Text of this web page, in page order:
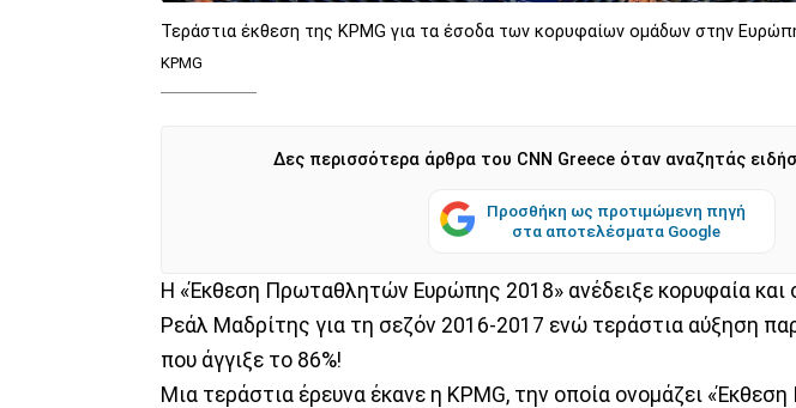
Τεράστια έκθεση της KPMG για τα έσοδα των κορυφαίων ομάδων στην
KPMG
Δες περισσότερα άρθρα του CNN Greece όταν αναζητάς
Προσθήκη ως προτιμώμενη πηγή
στα αποτελέσματα Google
Η «Έκθεση Πρωταθλητών Ευρώπης 2018» ανέδειξε κορυφαία και
Ρεάλ Μαδρίτης για τη σεζόν 2016-2017 ενώ τεράστια αύξηση
που άγγιξε το 86%!
Μια τεράστια έρευνα έκανε η KPMG, την οποία ονομάζει